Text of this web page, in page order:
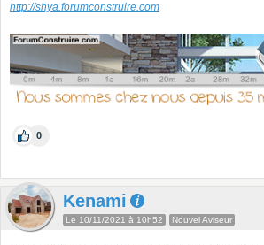
http://shya.forumconstruire.com
0
Kenami
Le 10/11/2021 à 10h52 Nouvel Aviseur